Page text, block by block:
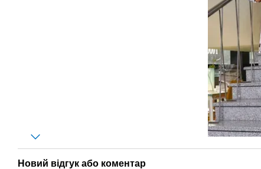
Новий відгук або коментар